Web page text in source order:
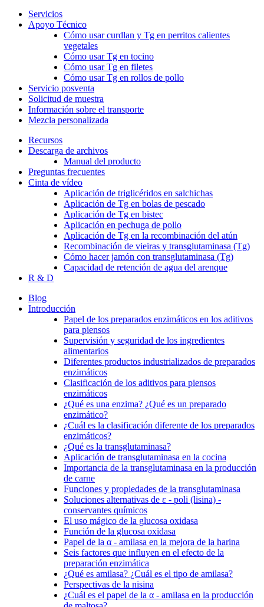
Servicios
Apoyo Técnico
Cómo usar curdlan y Tg en perritos calientes
vegetales
Cómo usar Tg en tocino
Cómo usar Tg en filetes
Cómo usar Tg en rollos de pollo
Servicio posventa
Solicitud de muestra
Información sobre el transporte
Mezcla personalizada
Recursos
Descarga de archivos
Manual del producto
Preguntas frecuentes
Cinta de vídeo
Aplicación de triglicéridos en salchichas
Aplicación de Tg en bolas de pescado
Aplicación de Tg en bistec
Aplicación en pechuga de pollo
Aplicación de Tg en la recombinación del atún
Recombinación de vieiras y transglutaminasa (Tg)
Cómo hacer jamón con transglutaminasa (Tg)
Capacidad de retención de agua del arenque
R & D
Blog
Introducción
Papel de los preparados enzimáticos en los aditivos
para piensos
Supervisión y seguridad de los ingredientes
alimentarios
Diferentes productos industrializados de preparados
enzimáticos
Clasificación de los aditivos para piensos
enzimáticos
¿Qué es una enzima? ¿Qué es un preparado
enzimático?
¿Cuál es la clasificación diferente de los preparados
enzimáticos?
¿Qué es la transglutaminasa?
Aplicación de transglutaminasa en la cocina
Importancia de la transglutaminasa en la producción
de carne
Funciones y propiedades de la transglutaminasa
Soluciones alternativas de ε - poli (lisina) -
conservantes químicos
El uso mágico de la glucosa oxidasa
Función de la glucosa oxidasa
Papel de la α - amilasa en la mejora de la harina
Seis factores que influyen en el efecto de la
preparación enzimática
¿Qué es amilasa? ¿Cuál es el tipo de amilasa?
Perspectivas de la nisina
¿Cuál es el papel de la α - amilasa en la producción